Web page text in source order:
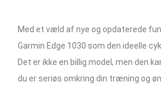
Med et væld af nye og opdaterede
Garmin Edge 1030 som den ideelle
Det er ikke en billig model, men den
du er seriøs omkring din træning og